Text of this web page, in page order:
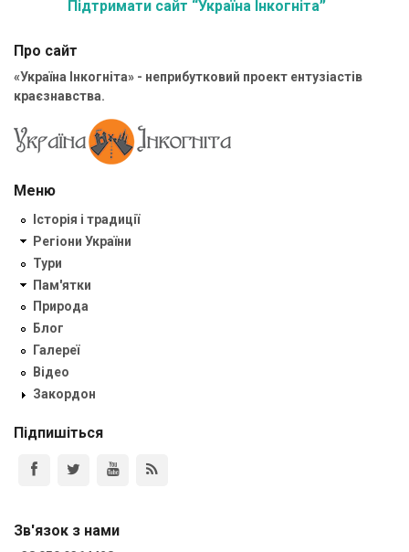
Підтримати сайт “Україна Інкогніта”
Про сайт
«Україна Інкогніта» - неприбутковий проект ентузіастів
краєзнавства.
Меню
Історія і традиції
Регіони України
Тури
Пам'ятки
Природа
Блог
Галереї
Відео
Закордон
Підпишіться
Зв'язок з нами